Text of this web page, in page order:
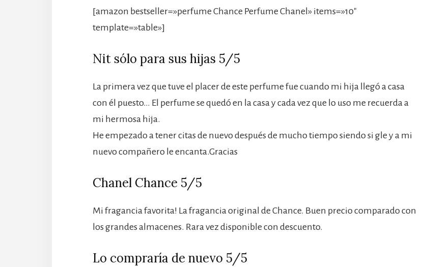
[amazon bestseller=»perfume Chance Perfume Chanel» items=»10″
template=»table»]
Nit sólo para sus hijas 5/5
La primera vez que tuve el placer de este perfume fue cuando mi hija llegó a casa
con él puesto… El perfume se quedó en la casa y cada vez que lo uso me recuerda a
mi hermosa hija.
He empezado a tener citas de nuevo después de mucho tiempo siendo si gle y a mi
nuevo compañero le encanta.Gracias
Chanel Chance 5/5
Mi fragancia favorita! La fragancia original de Chance. Buen precio comparado con
los grandes almacenes. Rara vez disponible con descuento.
Lo compraría de nuevo 5/5